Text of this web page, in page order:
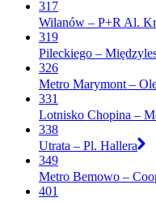
317
Wilanów – P+R Al.
319
Pileckiego –
326
Metro Marymont –
331
Lotnisko Chopina –
338
Utrata – Pl. Hallera
349
Metro Bemowo –
401